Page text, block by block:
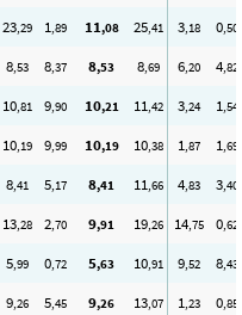
23,29 1,89 11,08 25,41 3,18 0,50
8,53 8,37 8,53 8,69 6,20 4,82
10,81 9,90 10,21 11,42 3,24 1,54
10,19 9,99 10,19 10,38 1,87 1,69
8,41 5,17 8,41 11,66 4,83 3,40
13,28 2,70 9,91 19,26 14,75 0,62
5,99 0,72 5,63 10,91 9,52 8,43
9,26 5,45 9,26 13,07 1,23 0,85